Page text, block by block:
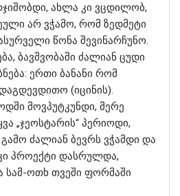
ახლა კი ვცდილობ,
არ ვჭამო, რომ ზედმეტი
წონა შევინარჩუნო.
ბავშვობაში ძალიან ცუდი
ერთი ბანანი რომ
(იცინის).
მოვპუტკუნდი, მერე
„ჯეოსტარის“ პერიოდი,
ძალიან ბევრს ვჭამდი და
პროექტი დასრულდა,
სამ-ოთხ თვეში ფორმაში